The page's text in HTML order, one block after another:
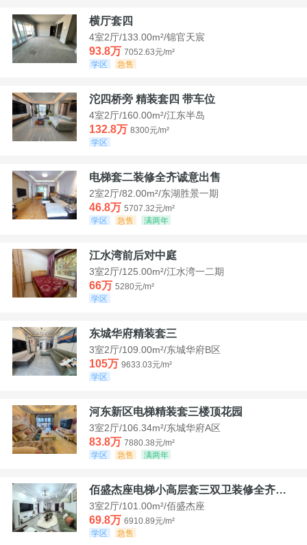
横厅套四
4室2厅/133.00m²/锦官天宸
93.8万 7052.63元/m²
学区
急售
沱四桥旁 精装套四 带车位
4室2厅/160.00m²/江东半岛
132.8万 8300元/m²
学区
电梯套二装修全齐诚意出售
2室2厅/82.00m²/东湖胜景一期
46.8万 5707.32元/m²
学区
急售 满两年
江水湾前后对中庭
3室2厅/125.00m²/江水湾一二期
66万 5280元/m²
学区
东城华府精装套三
3室2厅/109.00m²/东城华府B区
105万 9633.03元/m²
学区
河东新区电梯精装套三楼顶花园
3室2厅/106.34m²/东城华府A区
83.8万 7880.38元/m²
学区
急售 满两年
佰盛杰座电梯小高层套三双卫装修全齐诚意出售
3室2厅/101.00m²/佰盛杰座
69.8万 6910.89元/m²
学区
急售